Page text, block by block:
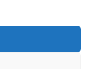
de Brasília/DF. |